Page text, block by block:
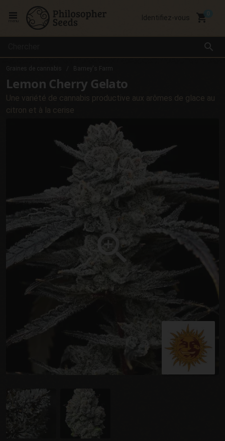
search
Identifiez-vous local_grocery_store
Graines de cannabis Barney's Farm
Lemon Cherry Gelato
Une variété de cannabis productive aux arômes de glace au
citron et à la cerise